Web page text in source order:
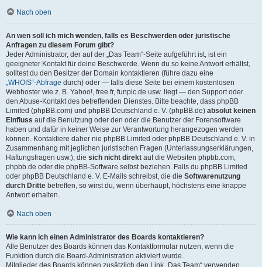
Nach oben
An wen soll ich mich wenden, falls es Beschwerden oder juristische
Anfragen zu diesem Forum gibt?
Jeder Administrator, der auf der „Das Team“-Seite aufgeführt ist, ist ein
geeigneter Kontakt für deine Beschwerde. Wenn du so keine Antwort erhältst,
solltest du den Besitzer der Domain kontaktieren (führe dazu eine
„WHOIS“-Abfrage durch) oder — falls diese Seite bei einem kostenlosen
Webhoster wie z. B. Yahoo!, free.fr, funpic.de usw. liegt — den Support oder
den Abuse-Kontakt des betreffenden Dienstes. Bitte beachte, dass phpBB
Limited (phpBB.com) und phpBB Deutschland e. V. (phpBB.de) absolut keinen
Einfluss auf die Benutzung oder den oder die Benutzer der Forensoftware
haben und dafür in keiner Weise zur Verantwortung herangezogen werden
können. Kontaktiere daher nie phpBB Limited oder phpBB Deutschland e. V. in
Zusammenhang mit jeglichen juristischen Fragen (Unterlassungserklärungen,
Haftungsfragen usw.), die sich nicht direkt auf die Websiten phpbb.com,
phpbb.de oder die phpBB-Software selbst beziehen. Falls du phpBB Limited
oder phpBB Deutschland e. V. E-Mails schreibst, die die Softwarenutzung
durch Dritte betreffen, so wirst du, wenn überhaupt, höchstens eine knappe
Antwort erhalten.
Nach oben
Wie kann ich einen Administrator des Boards kontaktieren?
Alle Benutzer des Boards können das Kontaktformular nutzen, wenn die
Funktion durch die Board-Administration aktiviert wurde.
Mitglieder des Boards können zusätzlich den Link „Das Team“ verwenden.